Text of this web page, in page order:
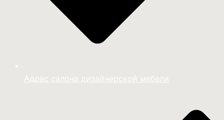
Адрес салона дизайнерской мебели